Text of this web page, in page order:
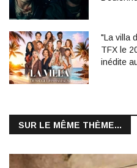
"La villa
TFX le
inédite
SUR LE MÊME THÈME...